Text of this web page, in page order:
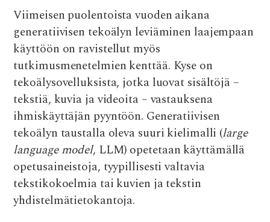
Viimeisen puolentoista vuoden aikana
generatiivisen tekoälyn leviäminen laajempaan
käyttöön on ravistellut myös
tutkimusmenetelmien kenttää. Kyse on
tekoälysovelluksista, jotka luovat sisältöjä –
tekstiä, kuvia ja videoita – vastauksena
ihmiskäyttäjän pyyntöön. Generatiivisen
tekoälyn taustalla oleva suuri kielimalli (large
language model, LLM) opetetaan käyttämällä
opetusaineistoja, tyypillisesti valtavia
tekstikokoelmia tai kuvien ja tekstin
yhdistelmätietokantoja.